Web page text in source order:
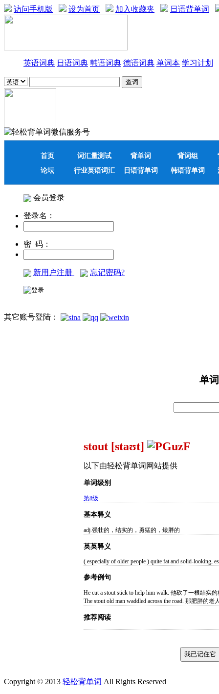
访问手机版 设为首页 加入收藏夹 日语背单词
英语词典 日语词典 韩语词典 德语词典 单词本 学习计划
首页 词汇量测试 背单词 背词组
论坛
行业英语词汇 日语背单词 韩语背单词
会员登录
登录名：
密 码：
新用户注册 忘记密码?
其它账号登陆：
单
stout [staʊt]
以下由轻松背单词网站提供
单词级别
第8级
基本释义
adj.强壮的，结实的，勇猛的，矮胖的
英英释义
( especially of older people ) quite fat and solid-looking,
参考例句
He cut a stout stick to help him walk. 他砍了一根结实
The stout old man waddled across the road. 那肥胖的
推荐阅读
Copyright © 2013 轻松背单词 All Rights Reserved